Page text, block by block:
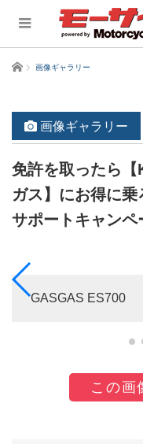
ホーム 画像ギャラリー
画像ギャラリー
免許を取ったら【
ガス】にお得に
サポートキャンペ
GASGAS ES700
この画